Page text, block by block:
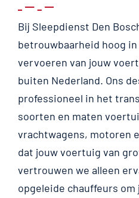
Bij Sleepdienst Den
betrouwbaarheid hoog
vervoeren van jouw
buiten Nederland. Ons
professioneel in het
soorten en maten
vrachtwagens, motoren
dat jouw voertuig van
vertrouwen we alleen
opgeleide chauffeurs